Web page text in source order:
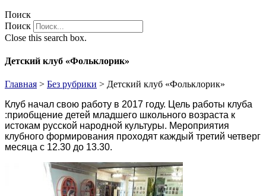
Поиск
Поиск
Close this search box.
Детский клуб «Фольклорик»
Главная > Без рубрики > Детский клуб «Фольклорик»
Клуб начал свою работу в 2017 году. Цель работы клуба
:приобщение детей младшего школьного возраста к
истокам русской народной культуры. Мероприятия
клубного формирования проходят каждый третий четверг
месяца с 12.30 до 13.30.